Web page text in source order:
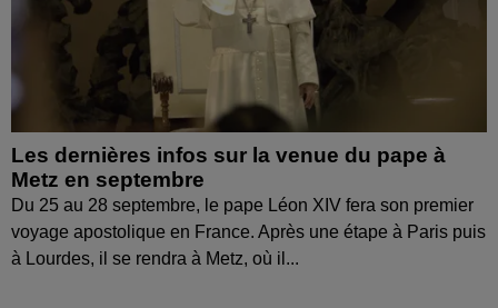
Les dernières infos sur la venue du pape à
Metz en septembre
Du 25 au 28 septembre, le pape Léon XIV fera son premier
voyage apostolique en France. Après une étape à Paris puis
à Lourdes, il se rendra à Metz, où il...